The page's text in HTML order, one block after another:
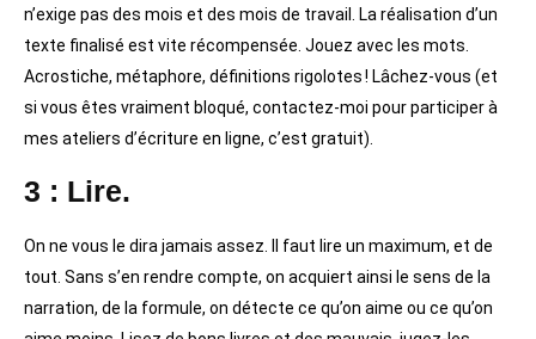
n’exige pas des mois et des mois de travail. La réalisation d’un
texte finalisé est vite récompensée. Jouez avec les mots.
Acrostiche, métaphore, définitions rigolotes ! Lâchez-vous (et
si vous êtes vraiment bloqué, contactez-moi pour participer à
mes ateliers d’écriture en ligne, c’est gratuit).
3 : Lire.
On ne vous le dira jamais assez. Il faut lire un maximum, et de
tout. Sans s’en rendre compte, on acquiert ainsi le sens de la
narration, de la formule, on détecte ce qu’on aime ou ce qu’on